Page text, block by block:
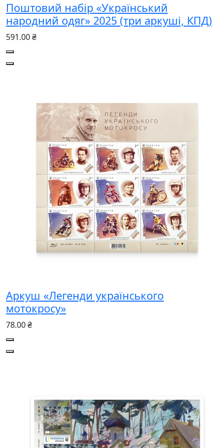
Поштовий набір «Український
народний одяг» 2025 (три аркуші, КПД)
591.00 ₴
Аркуш «Легенди українського
мотокросу»
78.00 ₴